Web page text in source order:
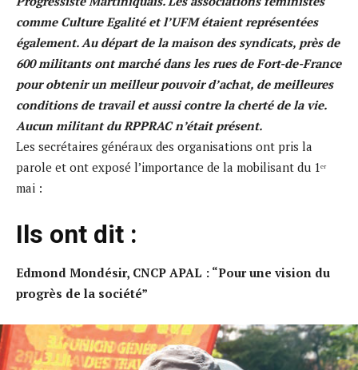
comme Culture Egalité et l’UFM étaient représentées
également. Au départ de la maison des syndicats, près de
600 militants ont marché dans les rues de Fort-de-France
pour obtenir un meilleur pouvoir d’achat, de meilleures
conditions de travail et aussi contre la cherté de la vie.
Aucun militant du RPPRAC n’était présent.
Les secrétaires généraux des organisations ont pris la
parole et ont exposé l’importance de la mobilisant du 1ᵉʳ
mai :
Ils ont dit :
Edmond Mondésir, CNCP APAL : “Pour une vision du
progrès de la société”